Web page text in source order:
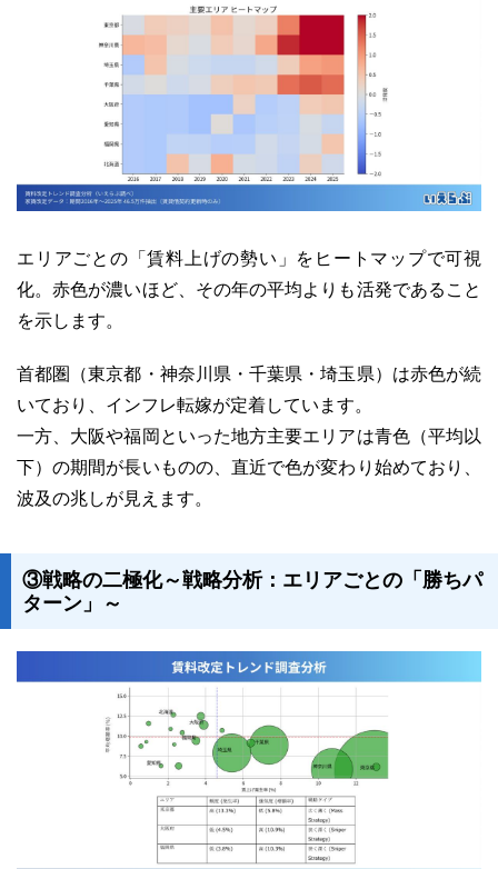
エリアごとの「賃料上げの勢い」をヒートマップで可視
化。赤色が濃いほど、その年の平均よりも活発であること
を示します。
首都圏（東京都・神奈川県・千葉県・埼玉県）は赤色が続
いており、インフレ転嫁が定着しています。
一方、大阪や福岡といった地方主要エリアは青色（平均以
下）の期間が長いものの、直近で色が変わり始めており、
波及の兆しが見えます。
③戦略の二極化～戦略分析：エリアごとの「勝ちパ
ターン」～